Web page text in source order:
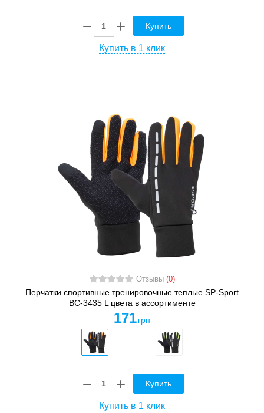
Купить
Купить в 1 клик
Отзывы (0)
Перчатки спортивные тренировочные теплые SP-Sport
BC-3435 L цвета в ассортименте
171 грн
Купить
Купить в 1 клик